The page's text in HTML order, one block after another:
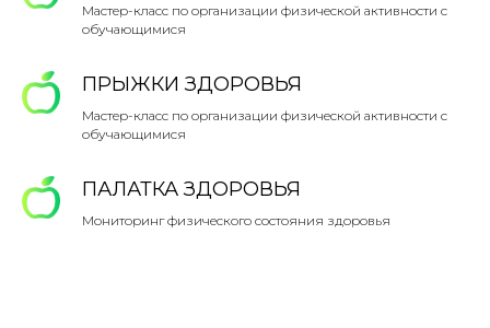
Мастер-класс по организации физической активности с
обучающимися
ПРЫЖКИ ЗДОРОВЬЯ
Мастер-класс по организации физической активности с
обучающимися
ПАЛАТКА ЗДОРОВЬЯ
Мониторинг физического состояния здоровья